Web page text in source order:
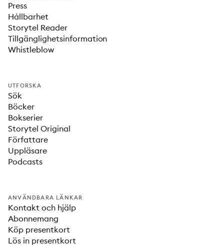
Press
Hållbarhet
Storytel Reader
Tillgänglighetsinformation
Whistleblow
UTFORSKA
Sök
Böcker
Bokserier
Storytel Original
Författare
Uppläsare
Podcasts
ANVÄNDBARA LÄNKAR
Kontakt och hjälp
Abonnemang
Köp presentkort
Lös in presentkort